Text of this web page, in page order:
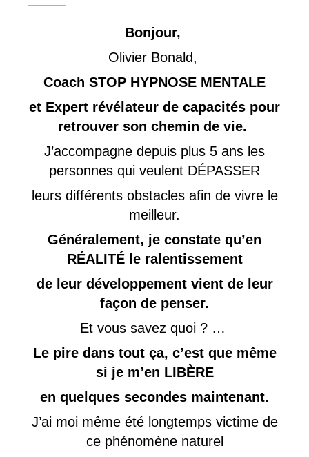
Bonjour,
Olivier Bonald,
Coach STOP HYPNOSE MENTALE
et Expert révélateur de capacités pour
retrouver son chemin de vie.
J’accompagne depuis plus 5 ans les
personnes qui veulent DÉPASSER
leurs différents obstacles afin de vivre le
meilleur.
Généralement, je constate qu’en
RÉALITÉ le ralentissement
de leur développement vient de leur
façon de penser.
Et vous savez quoi ? …
Le pire dans tout ça, c’est que même
si je m’en LIBÈRE
en quelques secondes maintenant.
J’ai moi même été longtemps victime de
ce phénomène naturel